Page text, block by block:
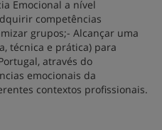
Emocional a nível
competências
grupos;- Alcançar uma
técnica e prática) para
através do
emocionais da
contextos profissionais.